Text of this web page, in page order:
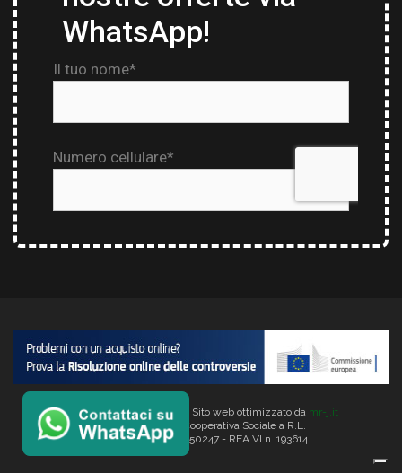
Copyright © 2026 Verlata. Sito web ottimizzato da mr-j.it
VERLATA Società Cooperativa Sociale a R.L.
C.f. e P. IVA 00887350247 - REA VI n. 193614